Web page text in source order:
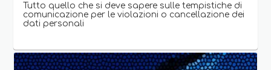
Tutto quello che si deve sapere sulle tempistiche di
comunicazione per le violazioni o cancellazione dei
dati personali